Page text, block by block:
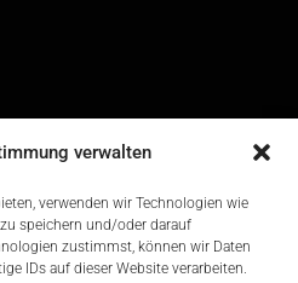
verwalten
verwenden wir Technologien wie
speichern und/oder darauf
zustimmst, können wir Daten
IDs auf dieser Website verarbeiten.